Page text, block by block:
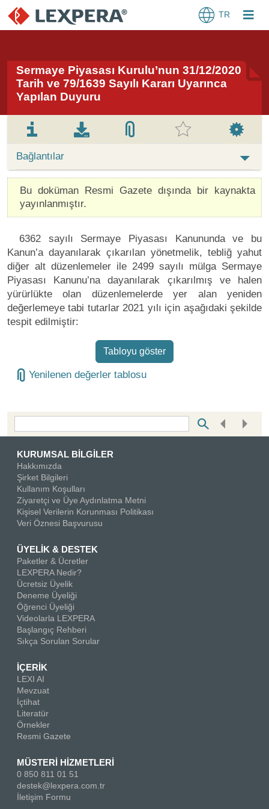
TR
Sermaye Piyasası Kurulu’nun 31/12/2020
Tarih ve 79/1639 Sayılı Kararı Uyarınca
Yapılan Duyuru
Bağlantılar
Bu doküman Resmi Gazete dışında bir kaynakta
yayınlanmıştır.
6362 sayılı Sermaye Piyasası Kanununda ve bu
Kanun’a dayanılarak çıkarılan yönetmelik, tebliğ yahut
diğer alt düzenlemeler ile 2499 sayılı mülga Sermaye
Piyasası Kanunu’na dayanılarak çıkarılmış ve halen
yürürlükte olan düzenlemelerde yer alan yeniden
değerlemeye tabi tutarlar 2021 yılı için aşağıdaki şekilde
tespit edilmiştir:
Tabloyu göster
Yenilenen değerler tablosu
KURUMSAL BİLGİLER
Hakkımızda
Şirket Bilgileri
Kullanım Koşulları
Ziyaretçi ve Üye Aydınlatma Metni
Kişisel Verilerin Korunması Politikası
Veri Öznesi Başvurusu
ÜYELİK & DESTEK
Paketler & Ücretler
LEXPERA Nedir?
Ücretsiz Üyelik
Deneme Üyeliği
Öğrenci Üyeliği
Videolarla LEXPERA
Başlangıç Rehberi
Sıkça Sorulan Sorular
İÇERİK
LEXI AI
Mevzuat
İçtihat
Literatür
Örnekler
Resmi Gazete
MÜSTERİ HİZMETLERİ
0 850 811 01 51
destek@lexpera.com.tr
İletişim Formu